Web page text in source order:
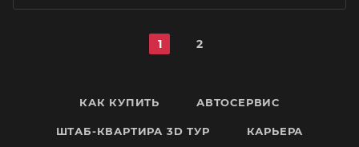
1 2
КАК КУПИТЬ АВТОСЕРВИС
ШТАБ-КВАРТИРА 3D ТУР КАРЬЕРА